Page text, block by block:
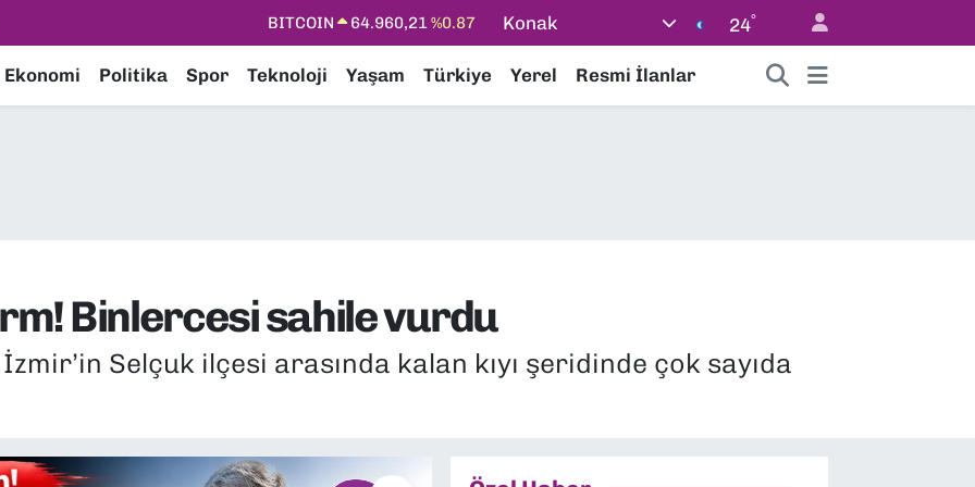
DOLAR 47,7436%0.18
STERLİN
64,4811%0.38
Konak 24°
Ekonomi Politika Spor Teknoloji Yaşam Türkiye Yerel Resmi İlanlar
Binlercesi sahile vurdu
İzmir’in Selçuk ilçesi arasında kalan kıyı şeridinde çok sayıda